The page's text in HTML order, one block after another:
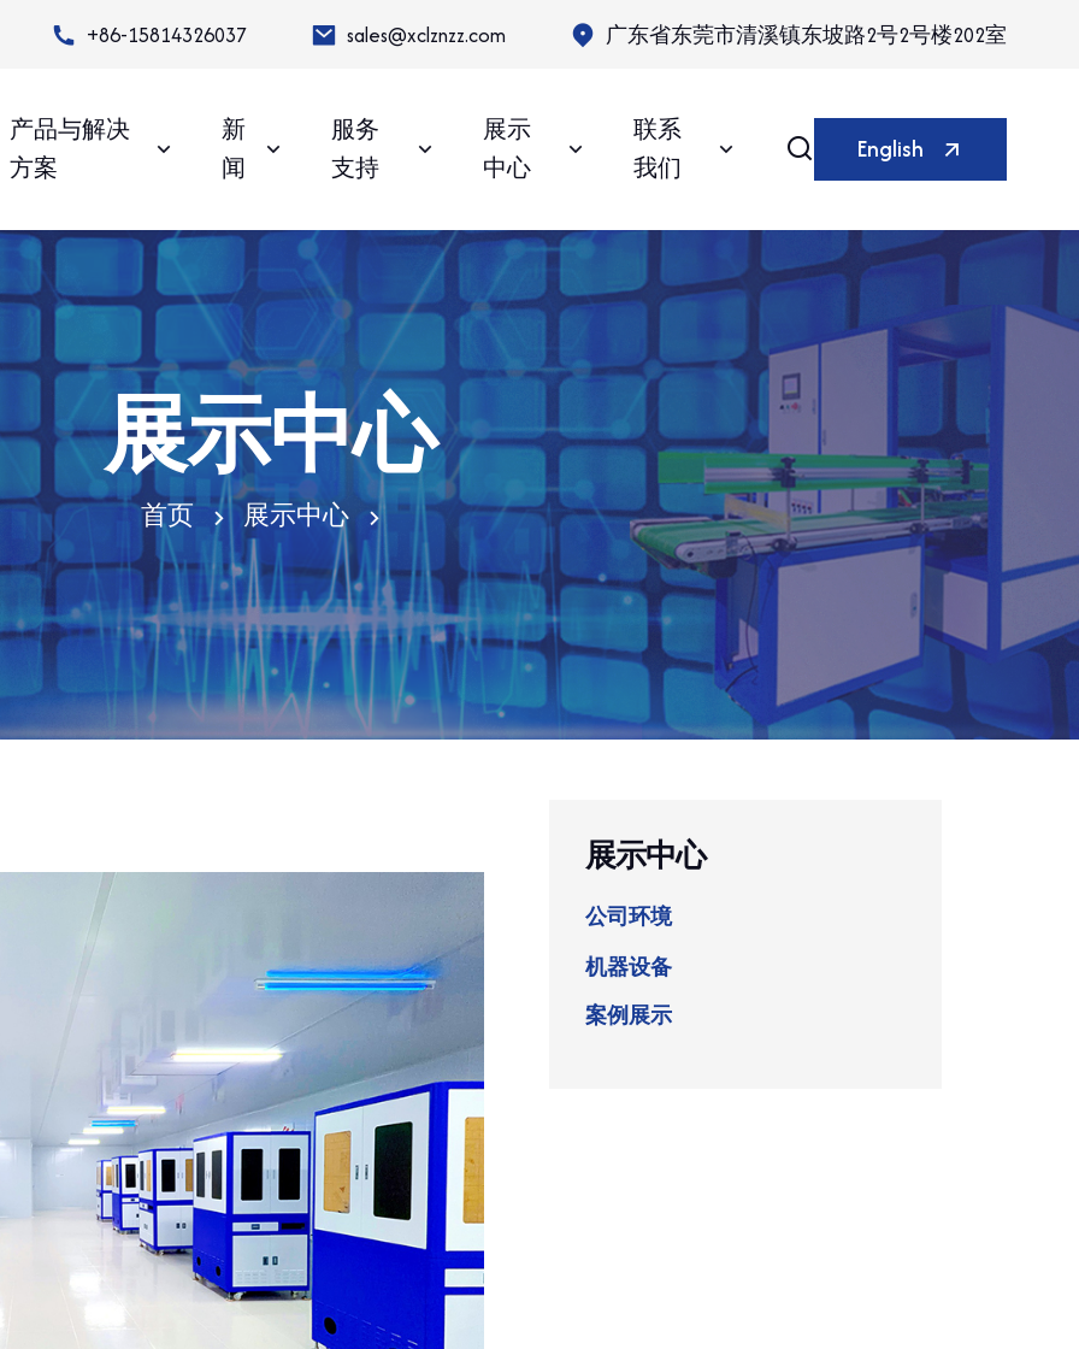
+86-15814326037 sales@xclznzz.com 广东省东莞市清溪镇东坡路2号2号楼202室
产品与解决
方案
新
闻
服务
支持
展示
中心
联系
我们
English
展示中心
首页 展示中心
展示中心
公司环境
机器设备
案例展示